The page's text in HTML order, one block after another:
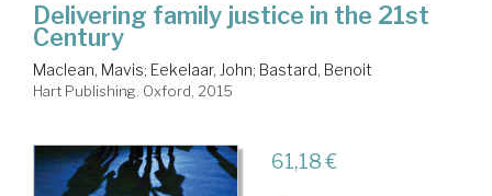
Delivering family justice in the 21st
Century
Maclean, Mavis; Eekelaar, John; Bastard, Benoit
Hart Publishing. Oxford, 2015
61,18 €